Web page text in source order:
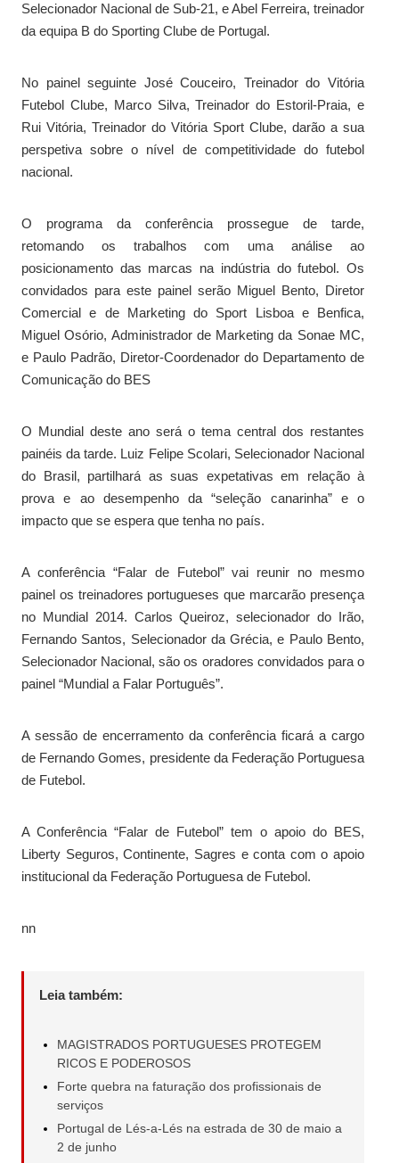
Selecionador Nacional de Sub-21, e Abel Ferreira, treinador
da equipa B do Sporting Clube de Portugal.
No painel seguinte José Couceiro, Treinador do Vitória
Futebol Clube, Marco Silva, Treinador do Estoril-Praia, e
Rui Vitória, Treinador do Vitória Sport Clube, darão a sua
perspetiva sobre o nível de competitividade do futebol
nacional.
O programa da conferência prossegue de tarde,
retomando os trabalhos com uma análise ao
posicionamento das marcas na indústria do futebol. Os
convidados para este painel serão Miguel Bento, Diretor
Comercial e de Marketing do Sport Lisboa e Benfica,
Miguel Osório, Administrador de Marketing da Sonae MC,
e Paulo Padrão, Diretor-Coordenador do Departamento de
Comunicação do BES
O Mundial deste ano será o tema central dos restantes
painéis da tarde. Luiz Felipe Scolari, Selecionador Nacional
do Brasil, partilhará as suas expetativas em relação à
prova e ao desempenho da “seleção canarinha” e o
impacto que se espera que tenha no país.
A conferência “Falar de Futebol” vai reunir no mesmo
painel os treinadores portugueses que marcarão presença
no Mundial 2014. Carlos Queiroz, selecionador do Irão,
Fernando Santos, Selecionador da Grécia, e Paulo Bento,
Selecionador Nacional, são os oradores convidados para o
painel “Mundial a Falar Português”.
A sessão de encerramento da conferência ficará a cargo
de Fernando Gomes, presidente da Federação Portuguesa
de Futebol.
A Conferência “Falar de Futebol” tem o apoio do BES,
Liberty Seguros, Continente, Sagres e conta com o apoio
institucional da Federação Portuguesa de Futebol.
nn
Leia também:
MAGISTRADOS PORTUGUESES PROTEGEM
RICOS E PODEROSOS
Forte quebra na faturação dos profissionais de
serviços
Portugal de Lés-a-Lés na estrada de 30 de maio a
2 de junho